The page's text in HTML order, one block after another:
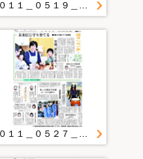
２０１１＿０５１９＿１６＿積み木で親子の作品を 沿岸避難所で巡回教室 県立美術館２１日から
２０１１＿０５２７＿２８＿歌声で明るく 高田高音楽部 あす地元でコンサート